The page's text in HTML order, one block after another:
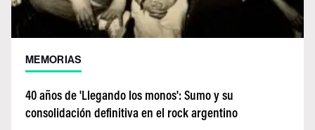
MEMORIAS
40 años de 'Llegando los monos': Sumo y su
consolidación definitiva en el rock argentino